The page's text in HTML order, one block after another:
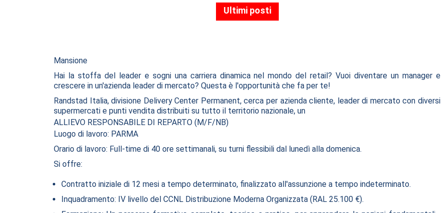
Ultimi posti
Mansione
Hai la stoffa del leader e sogni una carriera dinamica nel mondo del retail? Vuoi diventare un manager e
crescere in un'azienda leader di mercato? Questa è l'opportunità che fa per te!
Randstad Italia, divisione Delivery Center Permanent, cerca per azienda cliente, leader di mercato con diversi
supermercati e punti vendita distribuiti su tutto il territorio nazionale, un
ALLIEVO RESPONSABILE DI REPARTO (M/F/NB)
Luogo di lavoro: PARMA
Orario di lavoro: Full-time di 40 ore settimanali, su turni flessibili dal lunedì alla domenica.
Si offre:
Contratto iniziale di 12 mesi a tempo determinato, finalizzato all'assunzione a tempo indeterminato.
Inquadramento: IV livello del CCNL Distribuzione Moderna Organizzata (RAL 25.100 €).